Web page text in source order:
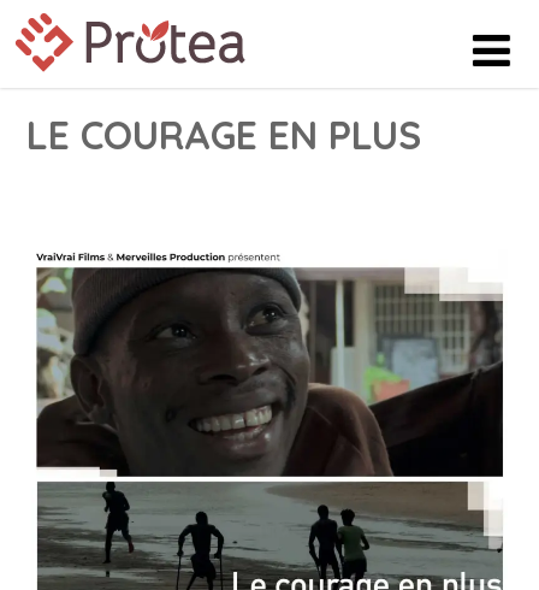
LE COURAGE EN PLUS